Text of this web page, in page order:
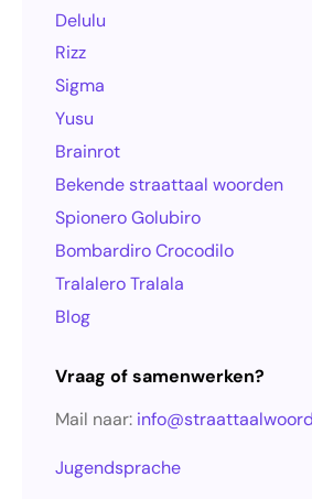
Delulu
Rizz
Sigma
Yusu
Brainrot
Bekende straattaal woorden
Spionero Golubiro
Bombardiro Crocodilo
Tralalero Tralala
Blog
Vraag of samenwerken?
Mail naar:
Jugendsprache